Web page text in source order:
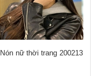
Nón nữ thời trang 200213